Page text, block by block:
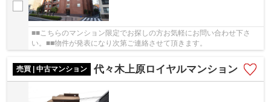
■■こちらのマンション限定でお探しの方お気軽にお問い合わせ下さ
い。■■物件が発表になり次第ご連絡させて頂きます。
売買 | 中古マンション 代々木上原ロイヤルマンション